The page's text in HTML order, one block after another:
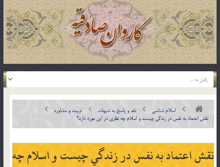
اسلام شناسی نقد و پاسخ به شبهات
تربیت و مشاوره
نقش اعتماد به نفس در زندگي چيست و اسلام چه نظري در اين مورد دارد؟
نقش اعتماد به نفس در زندگي چيست و اسلام چه